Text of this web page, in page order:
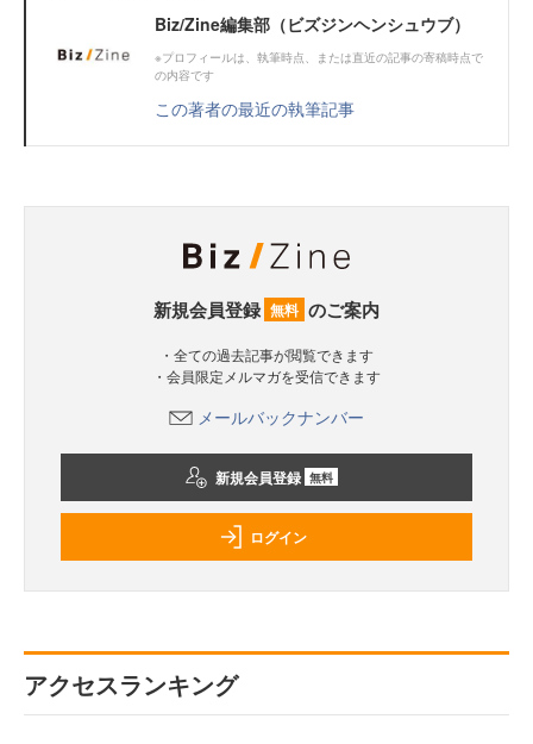
Biz/Zine編集部（ビズジンヘンシュウブ）
※プロフィールは、執筆時点、または直近の記事の寄稿時点で
の内容です
この著者の最近の執筆記事
新規会員登録 無料 のご案内
・全ての過去記事が閲覧できます
・会員限定メルマガを受信できます
メールバックナンバー
新規会員登録 無料
ログイン
アクセスランキング